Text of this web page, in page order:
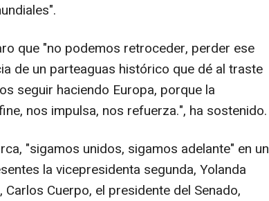
que "no podemos retroceder, perder ese
de un parteaguas histórico que dé al traste
seguir haciendo Europa, porque la
nos impulsa, nos refuerza.", ha sostenido.
"sigamos unidos, sigamos adelante" en un
la vicepresidenta segunda, Yolanda
Cuerpo, el presidente del Senado,